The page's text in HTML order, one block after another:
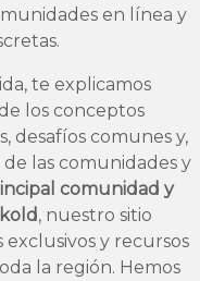
en línea y
te explicamos
los conceptos
desafíos comunes y,
las comunidades y
comunidad y
, nuestro sitio
exclusivos y recursos
la región. Hemos